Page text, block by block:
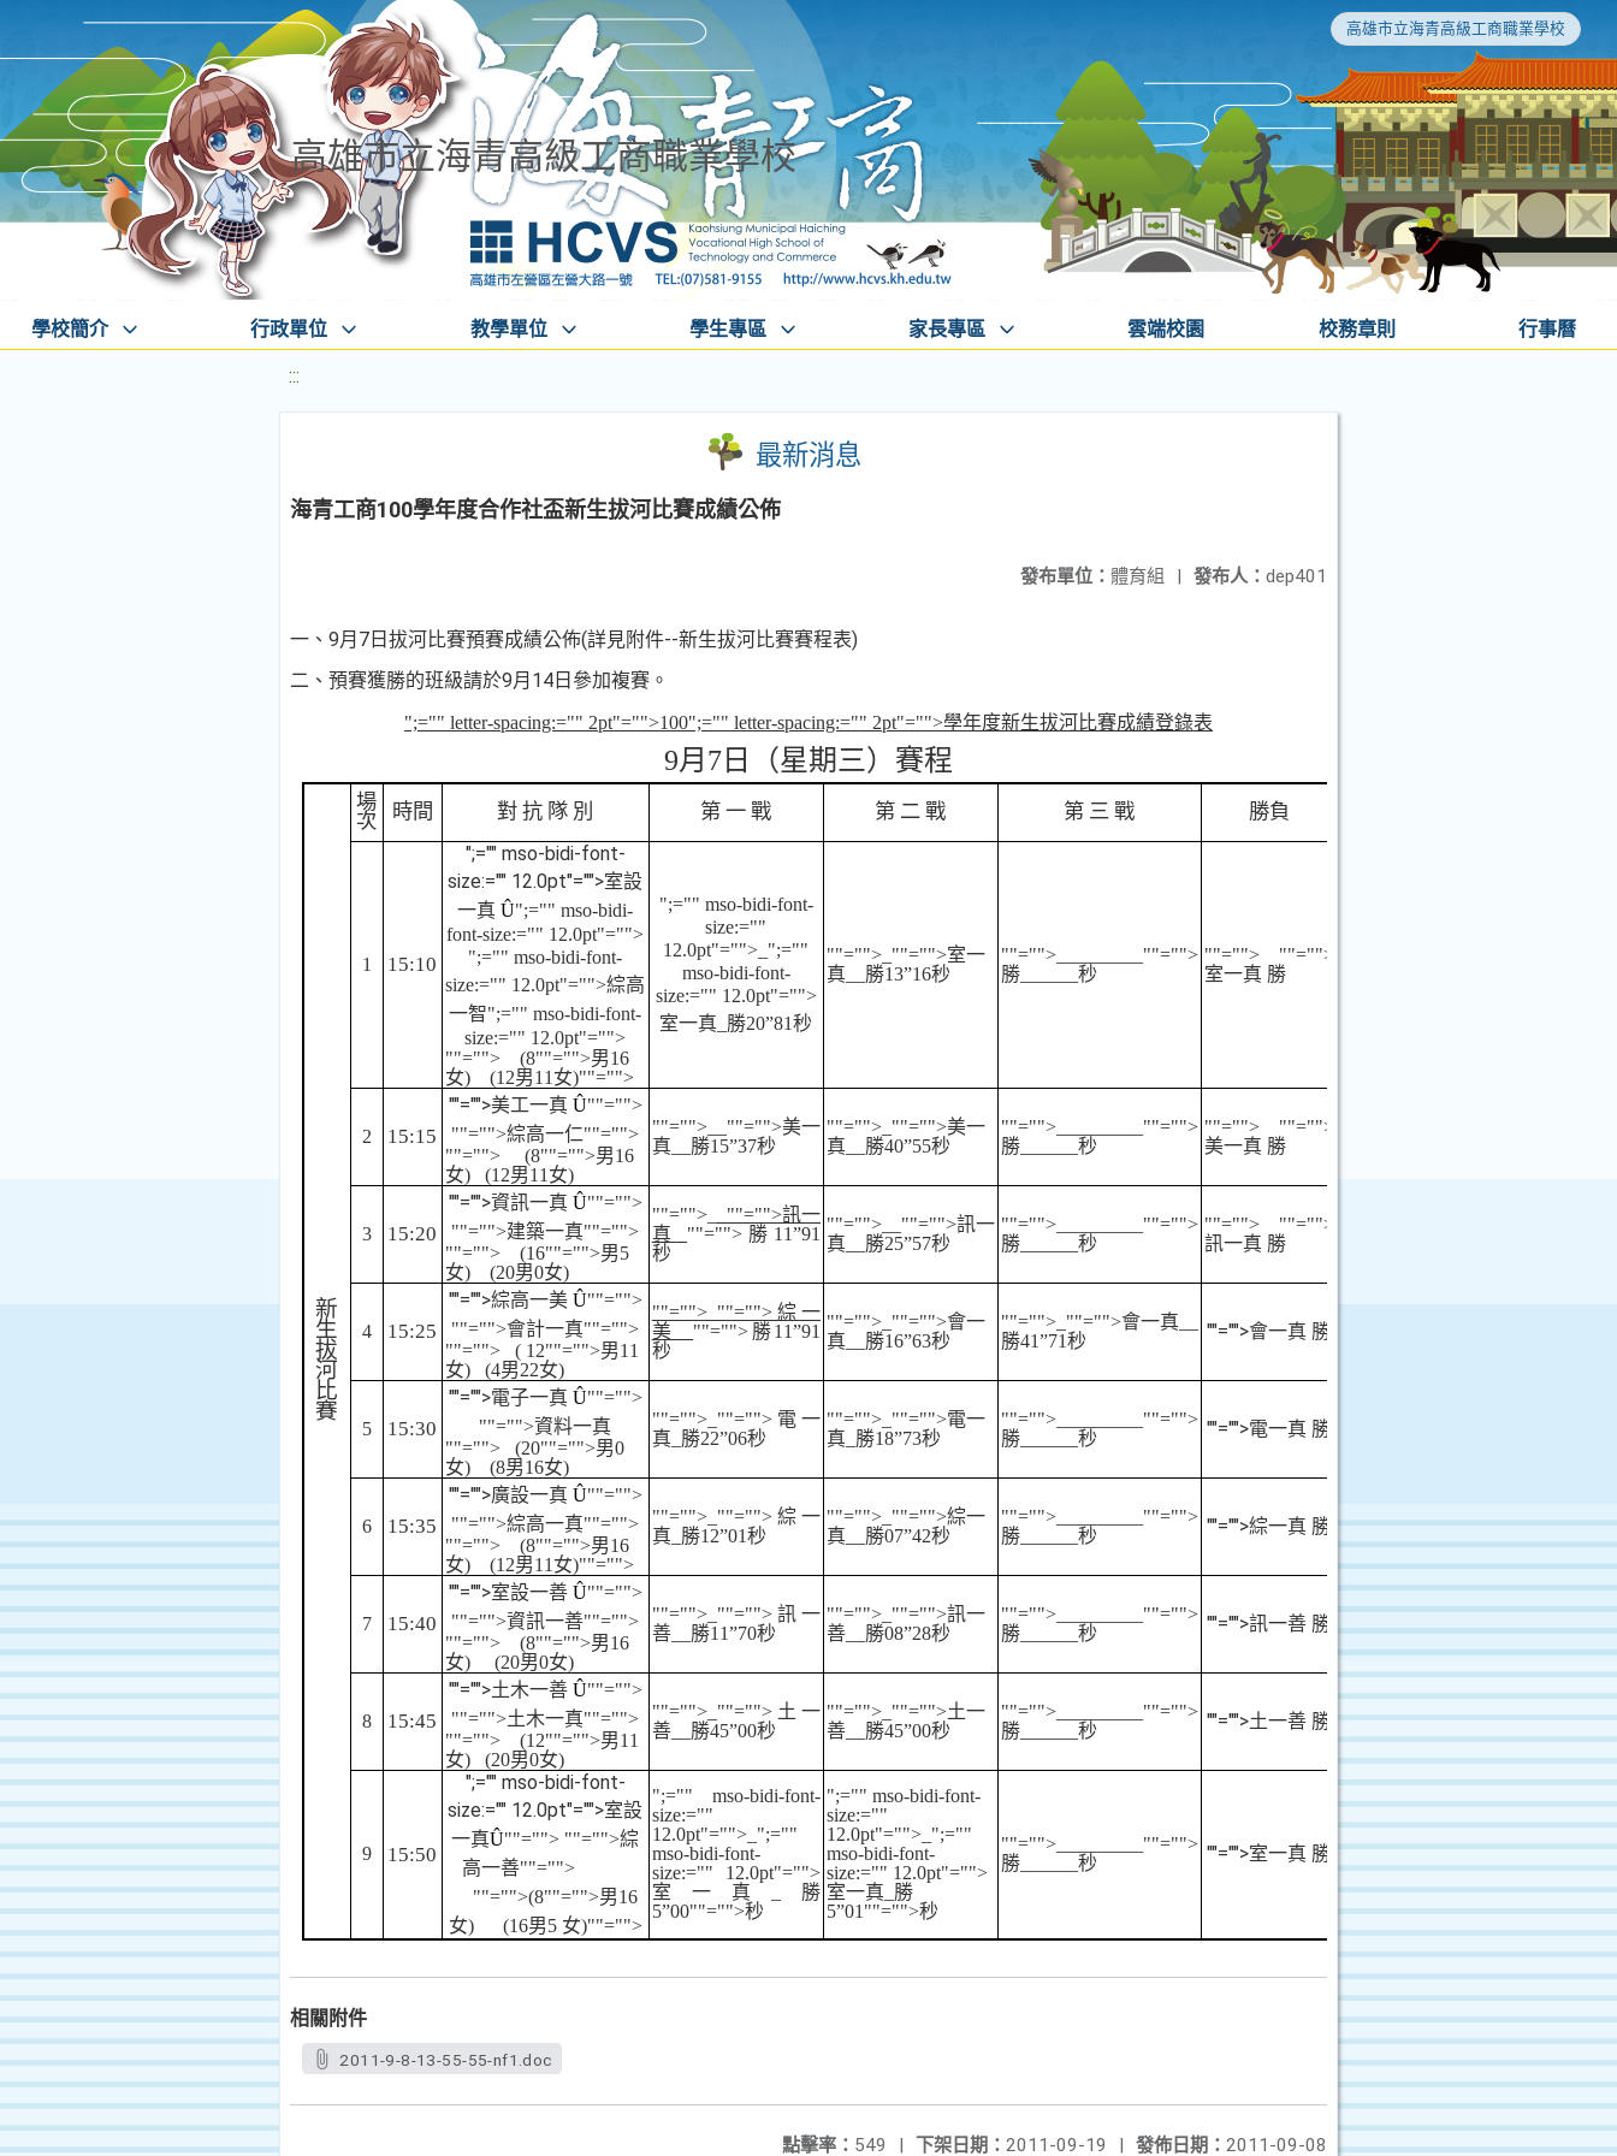
高雄市立海青高級工商職業學校
高雄市立海青高級工商職業學校
學校簡介 行政單位 教學單位 學生專區 家長專區 雲端校園 校務章則 行事曆
:::
最新消息
海青工商100學年度合作社盃新生拔河比賽成績公佈
發布人： dep401
發布單位： 體育組 |
一、9月7日拔河比賽預賽成績公佈(詳見附件--新生拔河比賽賽程表)
二、預賽獲勝的班級請於9月14日參加複賽。
";="" letter-spacing:="" 2pt"="">100";="" letter-spacing:="" 2pt"="">學年度新生拔河比賽成績登錄表
9月 7 日 （星期三）賽程
新
生
拔
河
比
賽
場
次
時間 對 抗 隊 別 第 一 戰 第 二 戰 第 三 戰 勝負
1 15:10
";="" mso-bidi-font-
size:="" 12.0pt"="">室設
一真Û";="" mso-bidi-
font-size:="" 12.0pt"="">
";="" mso-bidi-font-
size:="" 12.0pt"="">綜高
一智";="" mso-bidi-font-
size:="" 12.0pt"="">
""="">
(8""="">男16
女) (12男11 女)""="">
";="" mso-bidi-font-
size:=""
12.0pt"="">_ ";=""
mso-bidi-font-
size:="" 12.0pt"="">
室一真 勝20”81秒
""="">_ ""="">室一
真__ 勝13”16秒
""="">_________ ""="">
勝______ 秒
""="">
""="">
室一真 勝
2 15:15
""="">美工一真 Û""="">
""="">綜高一仁""="">
""="">
(8""="">男16
女) (12男11 女)
""="">__ ""="">美一
真__ 勝15”37秒
""="">_ ""="">美一
真__ 勝40”55秒
""="">_________ ""="">
勝______ 秒
""="">
""="">
美一真 勝
3 15:20
""="">資訊一真 Û""="">
""="">建築一真""="">
""="">
(16""="">男5
女) (20男0女)
""="">_
""="">訊一
真
""="">勝 11”91
秒
""="">__ ""="">訊一
真__ 勝25”57秒
""="">_________ ""="">
勝______ 秒
""="">
""="">
訊一真 勝
4 15:25
""="">綜高一美 Û""="">
""="">會計一真""="">
""="">
( 12""="">男11
女) (4男22女)
""="">_ ""="">綜一
美
""="">勝11”91
秒
""="">_ ""="">會一
真__ 勝16”63秒
""="">_ ""="">會一真__
勝41”71秒 ""="">會一真 勝
5 15:30
""="">電子一真 Û""="">
""="">資料一真
""="">
(20""="">男0
女) (8男16女)
""="">_ ""="">電一
真_ 勝22”06秒
""="">_ ""="">電一
真_ 勝18”73秒
""="">_________ ""="">
勝______ 秒 ""="">電一真 勝
6 15:35
""="">廣設一真 Û""="">
""="">綜高一真""="">
""="">
(8""="">男16
女) (12男11 女)""="">
""="">_ ""="">綜一
真_ 勝12”01秒
""="">_ ""="">綜一
真__ 勝07”42秒
""="">_________ ""="">
勝______ 秒 ""="">綜一真 勝
7 15:40
""="">室設一善 Û""="">
""="">資訊一善""="">
""="">
(8""="">男16
女) (20男0女)
""="">_ ""="">訊一
善__ 勝11”70秒
""="">_ ""="">訊一
善__ 勝08”28秒
""="">_________ ""="">
勝______ 秒 ""="">訊一善 勝
8 15:45
""="">土木一善 Û""="">
""="">土木一真""="">
""="">
(12""="">男11
女) (20男0女)
""="">_ ""="">土一
善__ 勝45”00秒
""="">_ ""="">土一
善__ 勝45”00秒
""="">_________ ""="">
勝______ 秒 ""="">土一善 勝
9 15:50
";="" mso-bidi-font-
size:="" 12.0pt"="">室設
一真Û""=""> ""="">綜
高一善""="">
""="">(8""="">男16
女) (16男5 女)""="">
";="" mso-bidi-font-
size:=""
12.0pt"="">_ ";=""
mso-bidi-font-
size:="" 12.0pt"="">
室一真
勝
5”00""="">秒
";="" mso-bidi-font-
size:=""
12.0pt"="">_ ";=""
mso-bidi-font-
size:="" 12.0pt"="">
室一真_ 勝
5”01 ""="">秒
""="">_________ ""="">
勝______ 秒 ""="">室一真 勝
相關附件
2011-9-8-13-55-55-nf1.doc
發佈日期： 2011-09-08
下架日期： 2011-09-19
點擊率： 549